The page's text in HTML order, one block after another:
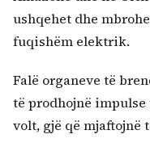
ushqehet dhe
fuqishëm elektrik.
Falë organeve të
të prodhojnë impulse
volt, gjë që mjaftojnë